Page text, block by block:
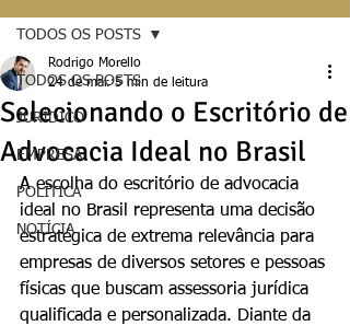
TODOS OS POSTS
JURÍDICO
EMPRESA
POLÍTICA
NOTÍCIA
TODOS OS POSTS
Selecionando o Escritório de
Advocacia Ideal no Brasil
Rodrigo Morello
24 de mar. 5 min de leitura
A escolha do escritório de advocacia
ideal no Brasil representa uma decisão
estratégica de extrema relevância para
empresas de diversos setores e pessoas
físicas que buscam assessoria jurídica
qualificada e personalizada. Diante da